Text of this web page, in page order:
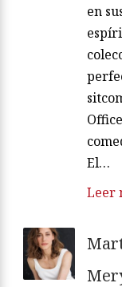
en
El…
Leer